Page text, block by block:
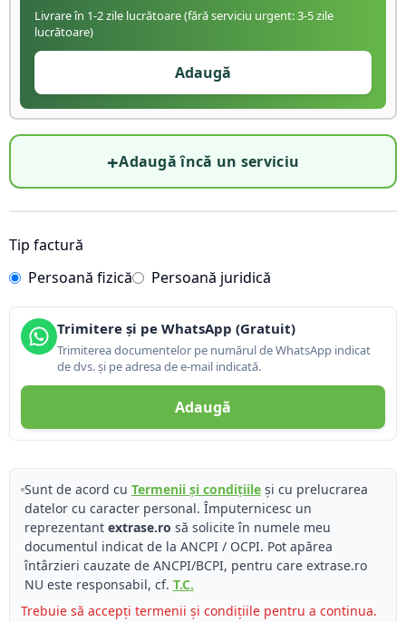
Livrare în 1-2 zile lucrătoare (fără serviciu urgent: 3-5 zile
lucrătoare)
Adaugă
+Adaugă încă un serviciu
Tip factură
Persoană fizică
Persoană juridică
Trimitere și pe WhatsApp (Gratuit)
Trimiterea documentelor pe numărul de WhatsApp indicat
de dvs. și pe adresa de e-mail indicată.
Adaugă
Sunt de acord cu Termenii și condițiileși cu prelucrarea
datelor cu caracter personal. Împuternicesc un
reprezentant extrase.ro să solicite în numele meu
documentul indicat de la ANCPI / OCPI. Pot apărea
întârzieri cauzate de ANCPI/BCPI, pentru care extrase.ro
NU este responsabil, cf. T.C.
Trebuie să accepți termenii și condițiile pentru a continua.